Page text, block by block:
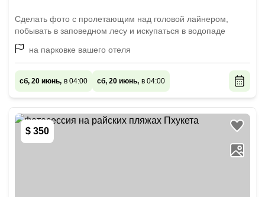
Сделать фото с пролетающим над головой лайнером,
побывать в заповедном лесу и искупаться в водопаде
на парковке вашего отеля
сб, 20 июнь, в 04:00 сб, 20 июнь, в 04:00
$ 350